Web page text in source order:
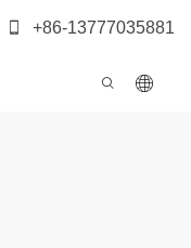
+86-13777035881